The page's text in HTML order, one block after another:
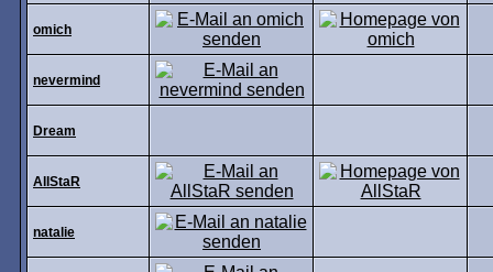
omich
nevermind
Dream
AllStaR
natalie